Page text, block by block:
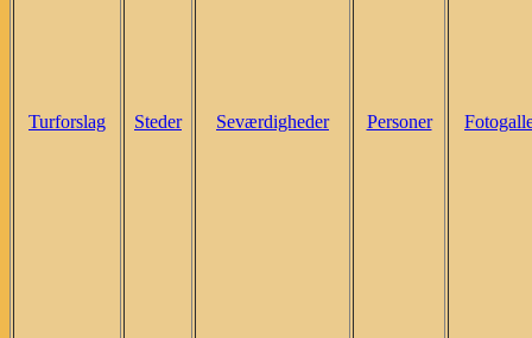
Turforslag Steder Seværdigheder Personer